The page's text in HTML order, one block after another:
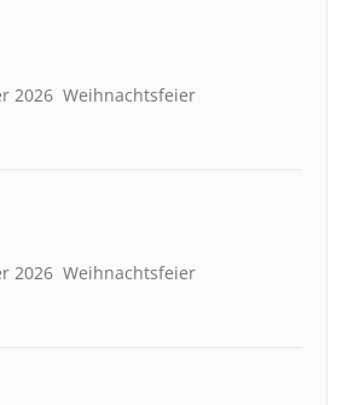
2026 Weihnachtsfeier
2026 Weihnachtsfeier